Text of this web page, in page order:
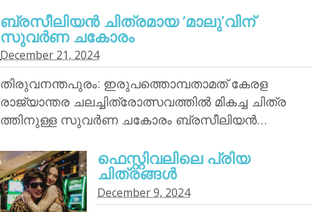
ബ്രസീലിയന്‍ ചിത്രമായ ‘മാലു’വിന്
സുവര്‍ണ ചകോരം
December 21, 2024
തിരുവനന്തപുരം: ഇരുപത്തൊമ്പതാമത് കേരള
രാജ്യാന്തര ചലച്ചിത്രോത്സവത്തില്‍ മികച്ച ചിത്ര
ത്തിനുള്ള സുവര്‍ണ ചകോരം ബ്രസീലിയന്‍…
ഫെസ്റ്റിവലിലെ പ്രിയ
ചിത്രങ്ങള്‍
December 9, 2024